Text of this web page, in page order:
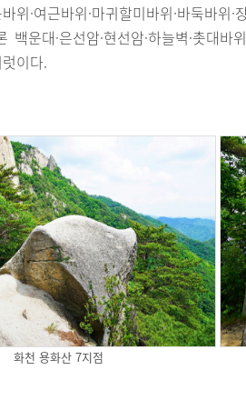
바위·여근바위·마귀할미바위·바둑바
운대·은선암·현선암·하늘벽·촛대바
이다.
화천 용화산 7지점